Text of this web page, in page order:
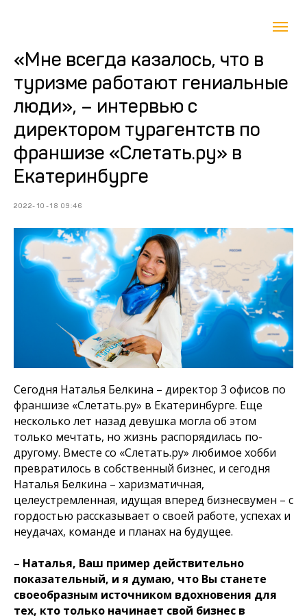
«Мне всегда казалось, что в
туризме работают гениальные
люди», – интервью с
директором турагентств по
франшизе «Слетать.ру» в
Екатеринбурге
2022-10-18 09:46
Сегодня Наталья Белкина – директор 3 офисов по
франшизе «Слетать.ру» в Екатеринбурге. Еще
несколько лет назад девушка могла об этом
только мечтать, но жизнь распорядилась по-
другому. Вместе со «Слетать.ру» любимое хобби
превратилось в собственный бизнес, и сегодня
Наталья Белкина – харизматичная,
целеустремленная, идущая вперед бизнесвумен – с
гордостью рассказывает о своей работе, успехах и
неудачах, команде и планах на будущее.
– Наталья, Ваш пример действительно
показательный, и я думаю, что Вы станете
своеобразным источником вдохновения для
тех, кто только начинает свой бизнес в